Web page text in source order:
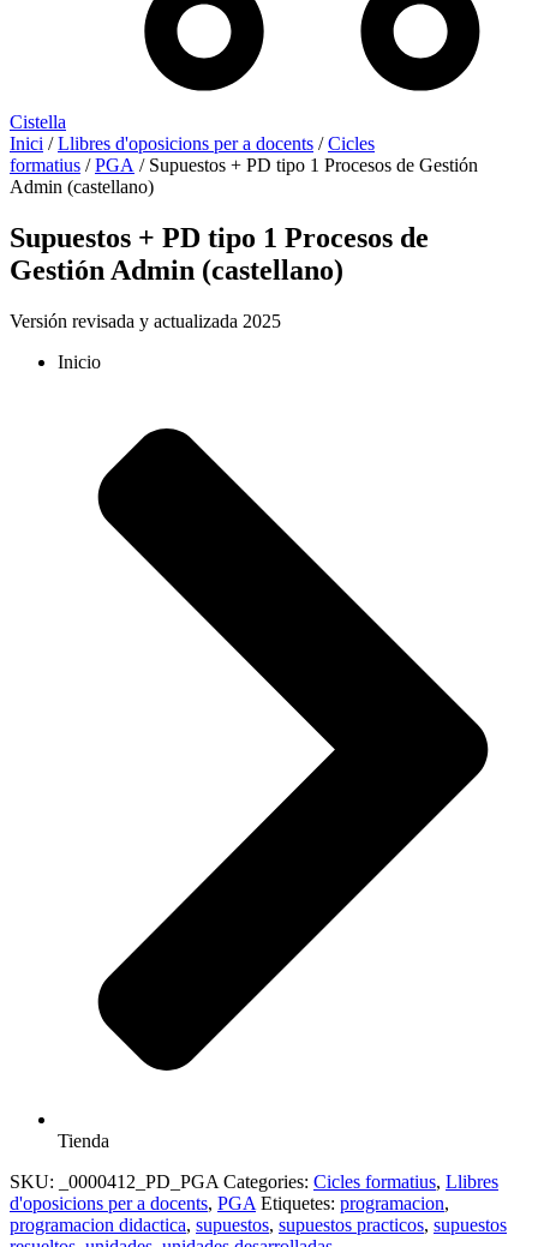
Cistella
Inici /Llibres d'oposicions per a docents /Cicles
formatius /PGA / Supuestos + PD tipo 1 Procesos de Gestión
Admin (castellano)
Supuestos + PD tipo 1 Procesos de
Gestión Admin (castellano)
Versión revisada y actualizada 2025
Inicio
Tienda
SKU:
_0000412_PD_PGA Categories: Cicles formatius, Llibres
d'oposicions per a docents, PGA Etiquetes: programacion,
programacion didactica, supuestos, supuestos practicos, supuestos